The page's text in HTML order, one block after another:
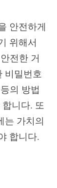
안전하게
위해서
전한 거
비밀번호
의 방법
니다. 또
는 가치의
합니다.